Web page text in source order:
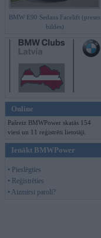
BMW E90 Sedans Facelift (preses
bildes)
Online
Pašreiz BMWPower skatās 154
viesi un 11 reģistrēti lietotāji.
Ienākt BMWPower
• Pieslēgties
• Reģistrēties
• Aizmirsi paroli?